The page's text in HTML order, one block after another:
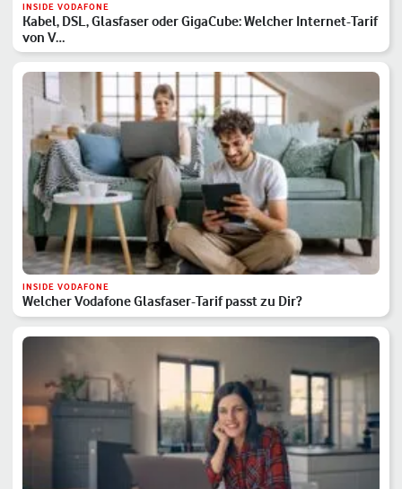
INSIDE VODAFONE
Kabel, DSL, Glasfaser oder GigaCube: Welcher Internet-Tarif
von V…
INSIDE VODAFONE
Welcher Vodafone Glasfaser-Tarif passt zu Dir?